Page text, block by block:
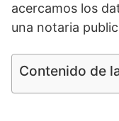
acercamos los
una notaria
Contenido de